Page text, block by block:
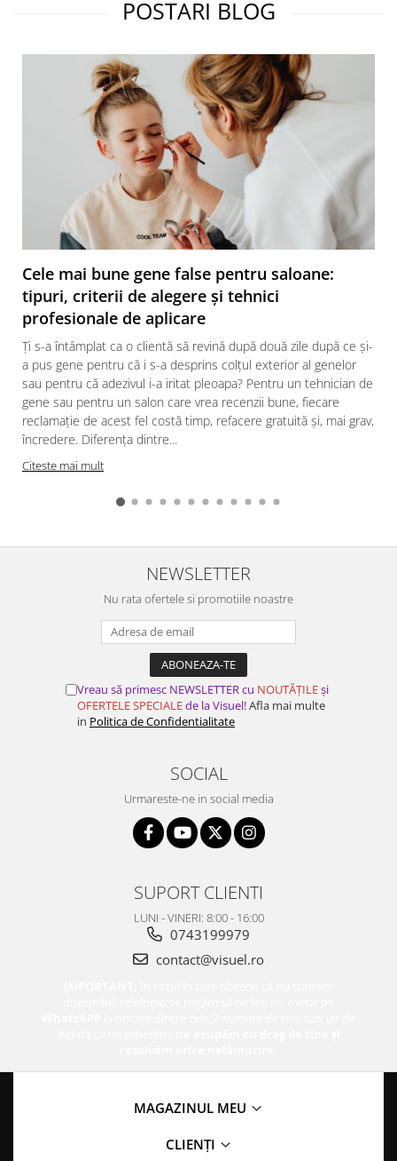
POSTARI BLOG
Cele mai bune gene false pentru saloane:
tipuri, criterii de alegere și tehnici
profesionale de aplicare
Ți s-a întâmplat ca o clientă să revină după două zile după ce și-
a pus gene pentru că i s-a desprins colțul exterior al genelor
sau pentru că adezivul i-a iritat pleoapa? Pentru un tehnician de
gene sau pentru un salon care vrea recenzii bune, fiecare
reclamație de acest fel costă timp, refacere gratuită și, mai grav,
încredere. Diferența dintre...
Citeste mai mult
NEWSLETTER
Nu rata ofertele si promotiile noastre
Vreau să primesc NEWSLETTER cu NOUTĂȚILEși
OFERTELE SPECIALEde la Visuel!Afla mai multe
in Politica de Confidentialitate
SOCIAL
Urmareste-ne in social media
SUPORT CLIENTI
LUNI - VINERI: 8:00 - 16:00
0743199979
contact@visuel.ro
MAGAZINUL MEU
CLIENȚI